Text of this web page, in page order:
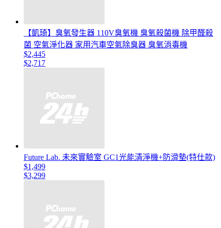
【凱琦】臭氧發生器 110V臭氧機 臭氧殺菌機 除甲醛殺
菌 空氣淨化器 家用汽車空氣除臭器 臭氧消毒機
$2,445
$2,717
Future Lab. 未來實驗室 GC1光能清淨機+防滑墊(特仕款)
$1,499
$3,299